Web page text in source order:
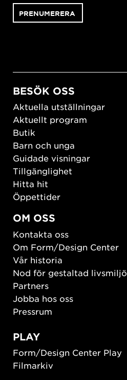
BESÖK OSS
Aktuella utställningar
Aktuellt program
Butik
Barn och unga
Guidade visningar
Tillgänglighet
Hitta hit
Öppettider
OM OSS
Kontakta oss
Om Form/Design Center
Vår historia
Nod för gestaltad livsmiljö
Partners
Jobba hos oss
Pressrum
PLAY
Form/Design Center Play
Filmarkiv